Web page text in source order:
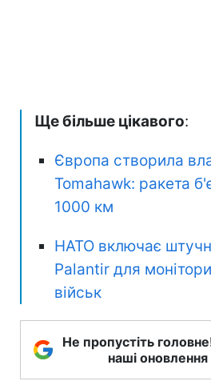
Ще більше цікавого:
Європа створила
Tomahawk: ракета
1000 км
НАТО включає
Palantir для
військ
Не пропустіть
наші